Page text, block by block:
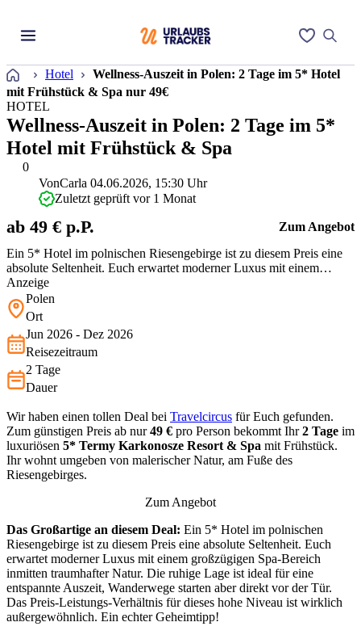
Startseite
Hotel
Wellness-Auszeit in Polen: 2 Tage im 5* Hotel
mit Frühstück & Spa nur 49€
0
HOTEL
Wellness-Auszeit in Polen: 2 Tage im 5*
Hotel mit Frühstück & Spa
Ein 5* Hotel im polnischen Riesengebirge ist zu diesem Preis eine
absolute Seltenheit. Euch erwartet moderner Luxus mit einem
großzügigen Spa-Bereich inmitten traumhafter Natur. Die ruhige
Lage ist ideal für eine entspannte Auszeit, Wanderwege starten aber
direkt vor der Tür. Das Preis-Leistungs-Verhältnis für dieses hohe
VonCarla 04.06.2026, 15:30 Uhr
Zuletzt geprüft vor 1 Monat
ab 49 € p.P. Zum Angebot
Anzeige
Polen
Ort
Jun 2026 - Dez 2026
Reisezeitraum
2 Tage
Dauer
Wir haben einen tollen Deal bei Travelcircus für Euch gefunden.
Zum günstigen Preis ab nur49 € pro Person bekommt Ihr2 Tage im
luxuriösen 5* Termy Karkonosze Resort & Spa mit Frühstück.
Ihr wohnt umgeben von malerischer Natur, am Fuße des
Riesengebirges.
Zum Angebot
Das Großartige an diesem Deal: Ein 5* Hotel im polnischen
Riesengebirge ist zu diesem Preis eine absolute Seltenheit. Euch
erwartet moderner Luxus mit einem großzügigen Spa-Bereich
inmitten traumhafter Natur. Die ruhige Lage ist ideal für eine
entspannte Auszeit, Wanderwege starten aber direkt vor der Tür.
Das Preis-Leistungs-Verhältnis für dieses hohe Niveau ist wirklich
außergewöhnlich. Ein echter Geheimtipp!